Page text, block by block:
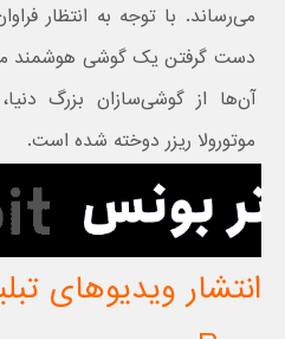
می‌رساند. با توجه به انتظار
دست گرفتن یک گوشی هوشمند
آن‌ها از گوشی‌سازان بزرگ
موتورولا ریزر دوخته شده است.
انتشار ویدیوهای